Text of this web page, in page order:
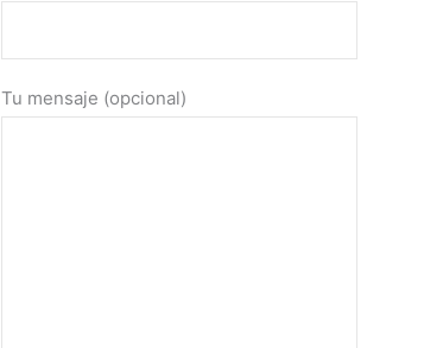
Tu mensaje (opcional)